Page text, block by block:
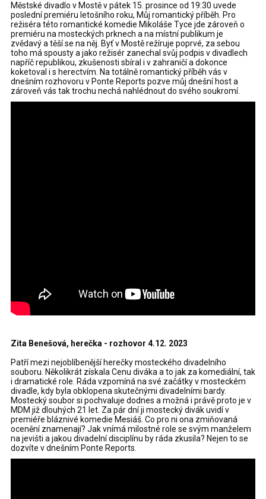
Městské divadlo v Mostě v pátek 15. prosince od 19:30 uvede
poslední premiéru letošního roku, Můj romantický příběh. Pro
režiséra této romantické komedie Mikoláše Tyce jde zároveň o
premiéru na mosteckých prknech a na místní publikum je
zvědavý a těší se na něj. Byť v Mostě režíruje poprvé, za sebou
toho má spousty a jako režisér zanechal svůj podpis v divadlech
napříč republikou, zkušenosti sbíral i v zahraničí a dokonce
koketoval i s herectvím. Na totálně romantický příběh vás v
dnešním rozhovoru v Ponte Reports pozve můj dnešní host a
zároveň vás tak trochu nechá nahlédnout do svého soukromí.
Zita Benešová, herečka - rozhovor 4.12. 2023
Patří mezi nejoblíbenější herečky mosteckého divadelního
souboru. Několikrát získala Cenu diváka a to jak za komediální, tak
i dramatické role. Ráda vzpomíná na své začátky v mosteckém
divadle, kdy byla obklopena skutečnými divadelními bardy.
Mostecký soubor si pochvaluje dodnes a možná i právě proto je v
MDM již dlouhých 21 let. Za pár dní ji mostecký divák uvidí v
premiéře bláznivé komedie Mesiáš. Co pro ni ona zmiňovaná
ocenění znamenají? Jak vnímá milostné role se svým manželem
na jevišti a jakou divadelní disciplínu by ráda zkusila? Nejen to se
dozvíte v dnešním Ponte Reports.